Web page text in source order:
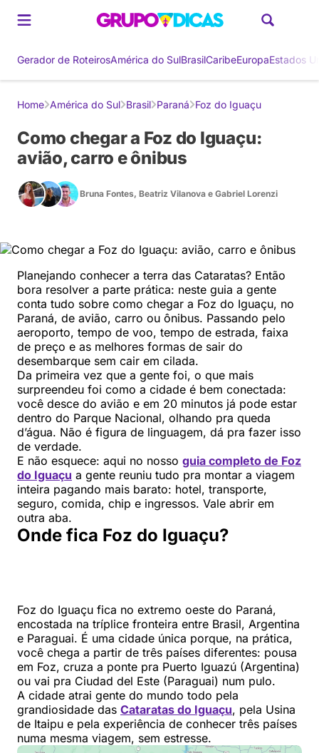
Gerador de RoteirosAmérica do SulBrasilCaribeEuropaEstados
Home América do Sul Brasil Paraná Foz do Iguaçu
Como chegar a Foz do Iguaçu:
avião, carro e ônibus
Bruna Fontes, Beatriz Vilanova e Gabriel Lorenzi
Planejando conhecer a terra das Cataratas? Então
bora resolver a parte prática: neste guia a gente
conta tudo sobre como chegar a Foz do Iguaçu, no
Paraná, de avião, carro ou ônibus. Passando pelo
aeroporto, tempo de voo, tempo de estrada, faixa
de preço e as melhores formas de sair do
desembarque sem cair em cilada.
Da primeira vez que a gente foi, o que mais
surpreendeu foi como a cidade é bem conectada:
você desce do avião e em 20 minutos já pode estar
dentro do Parque Nacional, olhando pra queda
d’água. Não é figura de linguagem, dá pra fazer isso
de verdade.
E não esquece: aqui no nosso guia completo de Foz
do Iguaçu a gente reuniu tudo pra montar a viagem
inteira pagando mais barato: hotel, transporte,
seguro, comida, chip e ingressos. Vale abrir em
outra aba.
Onde fica Foz do Iguaçu?
Foz do Iguaçu fica no extremo oeste do Paraná,
encostada na tríplice fronteira entre Brasil, Argentina
e Paraguai. É uma cidade única porque, na prática,
você chega a partir de três países diferentes: pousa
em Foz, cruza a ponte pra Puerto Iguazú (Argentina)
ou vai pra Ciudad del Este (Paraguai) num pulo.
A cidade atrai gente do mundo todo pela
grandiosidade das Cataratas do Iguaçu, pela Usina
de Itaipu e pela experiência de conhecer três países
numa mesma viagem, sem estresse.